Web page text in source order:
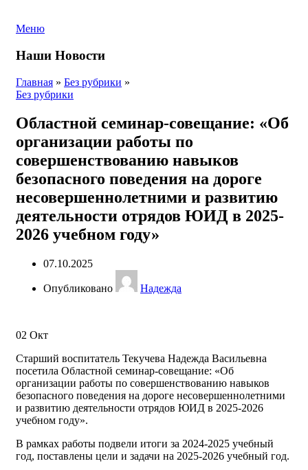
Меню
Наши Новости
Главная » Без рубрики »
Без рубрики
Областной семинар-совещание: «Об
организации работы по
совершенствованию навыков
безопасного поведения на дороге
несовершеннолетними и развитию
деятельности отрядов ЮИД в 2025-
2026 учебном году»
07.10.2025
Опубликовано Надежда
02 Окт
Старший воспитатель Текучева Надежда Васильевна
посетила Областной семинар-совещание: «Об
организации работы по совершенствованию навыков
безопасного поведения на дороге несовершеннолетними
и развитию деятельности отрядов ЮИД в 2025-2026
учебном году».
В рамках работы подвели итоги за 2024-2025 учебный
год, поставлены цели и задачи на 2025-2026 учебный год.